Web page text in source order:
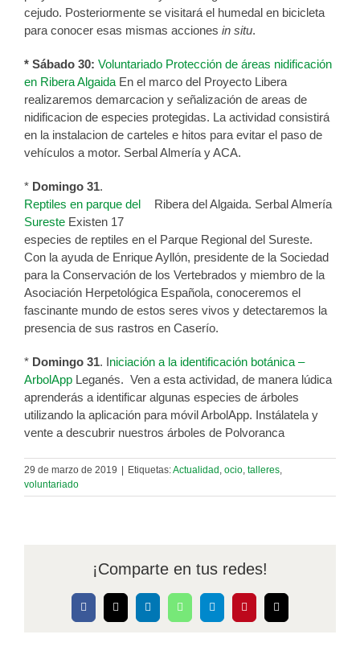
cejudo. Posteriormente se visitará el humedal en bicicleta
para conocer esas mismas acciones in situ.
* Sábado 30: Voluntariado Protección de áreas nidificación
en Ribera Algaida En el marco del Proyecto Libera
realizaremos demarcacion y señalización de areas de
nidificacion de especies protegidas. La actividad consistirá
en la instalacion de carteles e hitos para evitar el paso de
vehículos a motor. Serbal Almería y ACA.
Ribera del Algaida. Serbal Almería
* Domingo 31.
Reptiles en parque del
Sureste Existen 17
especies de reptiles en el Parque Regional del Sureste.
Con la ayuda de Enrique Ayllón, presidente de la Sociedad
para la Conservación de los Vertebrados y miembro de la
Asociación Herpetológica Española, conoceremos el
fascinante mundo de estos seres vivos y detectaremos la
presencia de sus rastros en Caserío.
* Domingo 31. Iniciación a la identificación botánica –
ArbolApp Leganés. Ven a esta actividad, de manera lúdica
aprenderás a identificar algunas especies de árboles
utilizando la aplicación para móvil ArbolApp. Instálatela y
vente a descubrir nuestros árboles de Polvoranca
29 de marzo de 2019 Etiquetas:Actualidad , ocio, talleres,
voluntariado
¡Comparte en tus redes!
Facebook
X LinkedInWhatsAppTelegramPinterestCorreo
electrónico